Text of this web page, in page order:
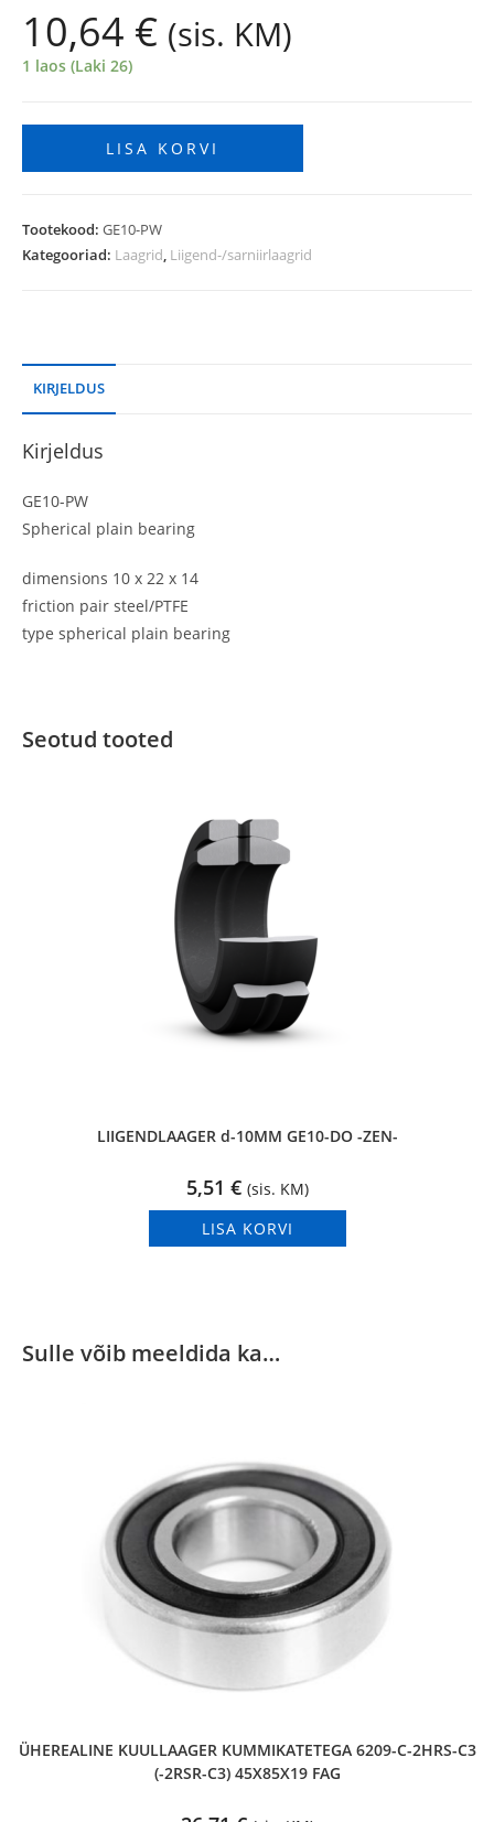
10,64 € (sis. KM)
1 laos (Laki 26)
LISA KORVI
Tootekood: GE10-PW
Kategooriad: Laagrid, Liigend-/sarniirlaagrid
KIRJELDUS
Kirjeldus
GE10-PW
Spherical plain bearing
dimensions 10 x 22 x 14
friction pair steel/PTFE
type spherical plain bearing
Seotud tooted
LIIGENDLAAGER d-10MM GE10-DO -ZEN-
5,51 € (sis. KM)
LISA KORVI
Sulle võib meeldida ka…
ÜHEREALINE KUULLAAGER KUMMIKATETEGA 6209-C-2HRS-C3
(-2RSR-C3) 45X85X19 FAG